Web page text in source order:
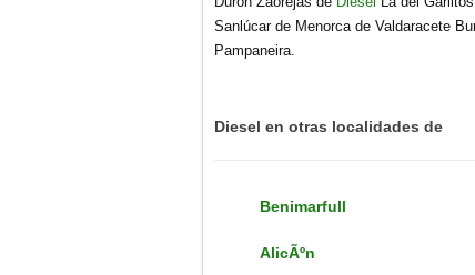
Sanlúcar de Menorca de Valdaracete
Pampaneira.
Diesel en otras localidades de
Benimarfull
AlicÃºn